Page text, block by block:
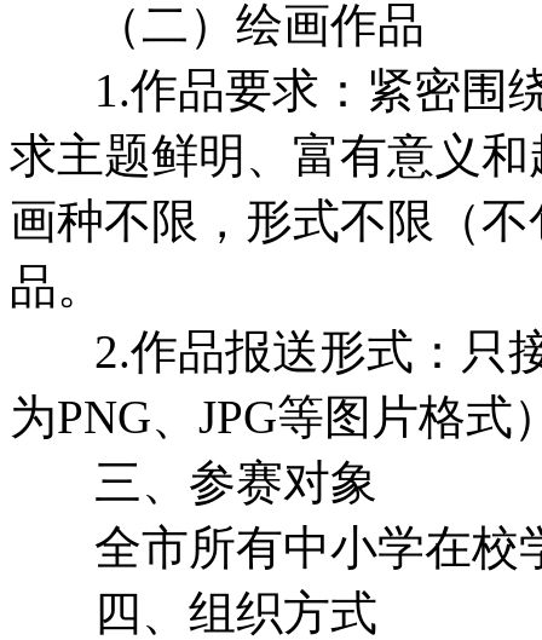
（二）绘画作品
1.作品要求：紧密围绕
求主题鲜明、富有意义
画种不限，形式不限（
品。
2.作品报送形式：只
为PNG、JPG等图片格式
三、参赛对象
全市所有中小学在校
四、组织方式